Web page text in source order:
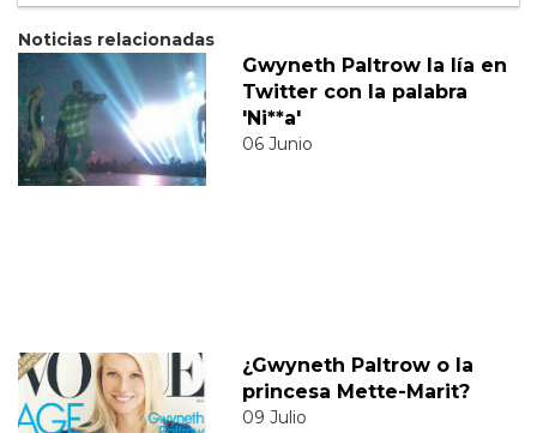
Noticias relacionadas
Gwyneth Paltrow la lía en
Twitter con la palabra
'Ni**a'
06 Junio
¿Gwyneth Paltrow o la
princesa Mette-Marit?
09 Julio